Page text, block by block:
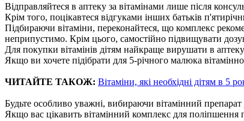
Відправляйтеся в аптеку за вітамінами лише після
Крім того, поцікавтеся відгуками інших батьків
Підбираючи вітаміни, переконайтеся, що комплекс
неприпустимо. Крім цього, самостійно підвищувати
Для покупки вітамінів дітям найкраще вирушати в
Якщо ви хочете підібрати для 5-річного малюка
ЧИТАЙТЕ ТАКОЖ: Вітаміни, які необхідні дітям в 5
Будьте особливо уважні, вибираючи вітамінний препарат
Якщо вас цікавить вітамінний комплекс для поліпшення